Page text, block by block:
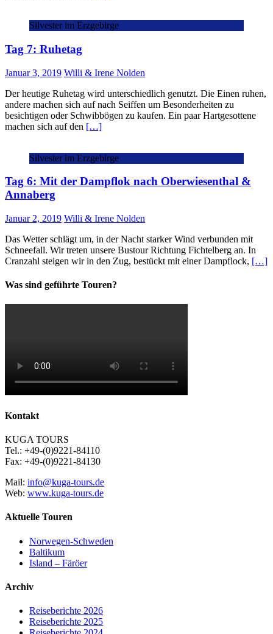
Silvester im Erzgebirge
Tag 7: Ruhetag
Januar 3, 2019 Willi & Irene Nolden
Der heutige Ruhetag wird unterschiedlich genutzt. Die Einen ruhen,
andere machen sich auf nach Seiffen um Besonderheiten zu
besichtigen oder Schwibbögen zu kaufen. Ein paar Hartgesottene
machen sich auf den […]
Silvester im Erzgebirge
Tag 6: Mit der Dampflok nach Oberwiesenthal &
Annaberg
Januar 2, 2019 Willi & Irene Nolden
Das Wetter schlägt um, in der Nacht starker Wind verbunden mit
Schneefall. Wir treten unsere Bustour Richtung Fichtelberg an. In
Cranzahl steigen wir in den Zug, bestückt mit einer Dampflock, […]
Was sind geführte Touren?
Kontakt
KUGA TOURS
Tel.: +49-(0)9221-84110
Fax: +49-(0)9221-84130
Mail: info@kuga-tours.de
Web: www.kuga-tours.de
Aktuelle Touren
Norwegen-Schweden
Baltikum
Island – Färöer
Archiv
Reiseberichte 2026
Reiseberichte 2025